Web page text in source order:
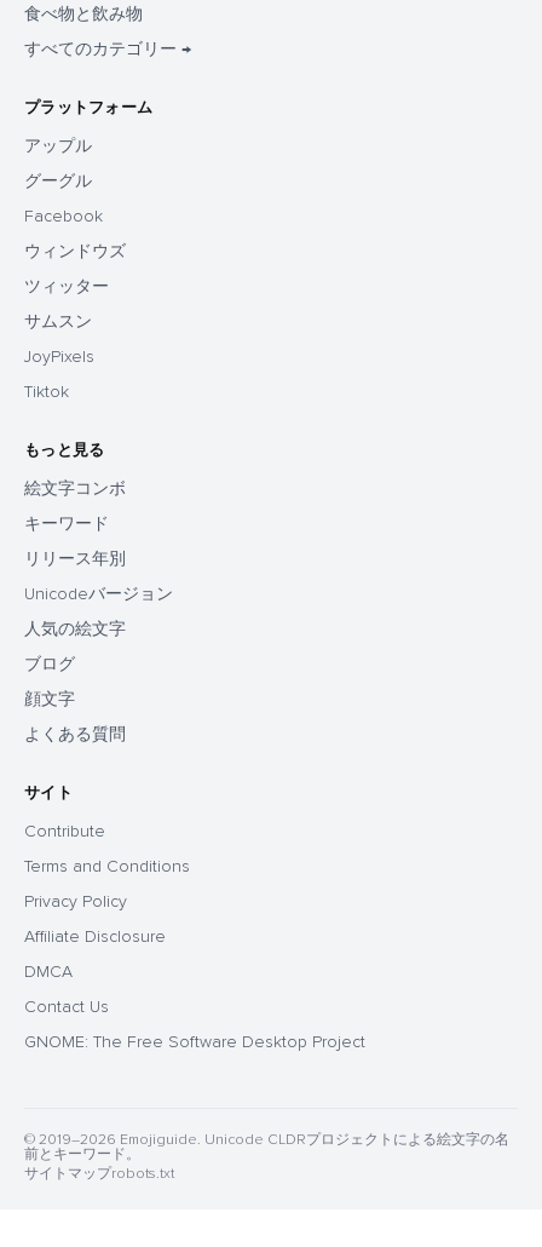
食べ物と飲み物
すべてのカテゴリー →
プラットフォーム
アップル
グーグル
Facebook
ウィンドウズ
ツィッター
サムスン
JoyPixels
Tiktok
もっと見る
絵文字コンボ
キーワード
リリース年別
Unicodeバージョン
人気の絵文字
ブログ
顔文字
よくある質問
サイト
Contribute
Terms and Conditions
Privacy Policy
Affiliate Disclosure
DMCA
Contact Us
GNOME: The Free Software Desktop Project
© 2019–2026 Emojiguide. Unicode CLDRプロジェクトによる絵文字の名
前とキーワード。
サイトマップrobots.txt